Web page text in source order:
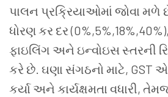
પાલન પ્રક્રિયાઓમાં જોવા મળે
ધોરણ કર દર
ફાઇલિંગ અને ઇન્વોઇસ સ્તરની
કરે છે. ઘણા સંગઠનો માટે, GST એ
કર્યા અને કાર્યક્ષમતા વધારી,